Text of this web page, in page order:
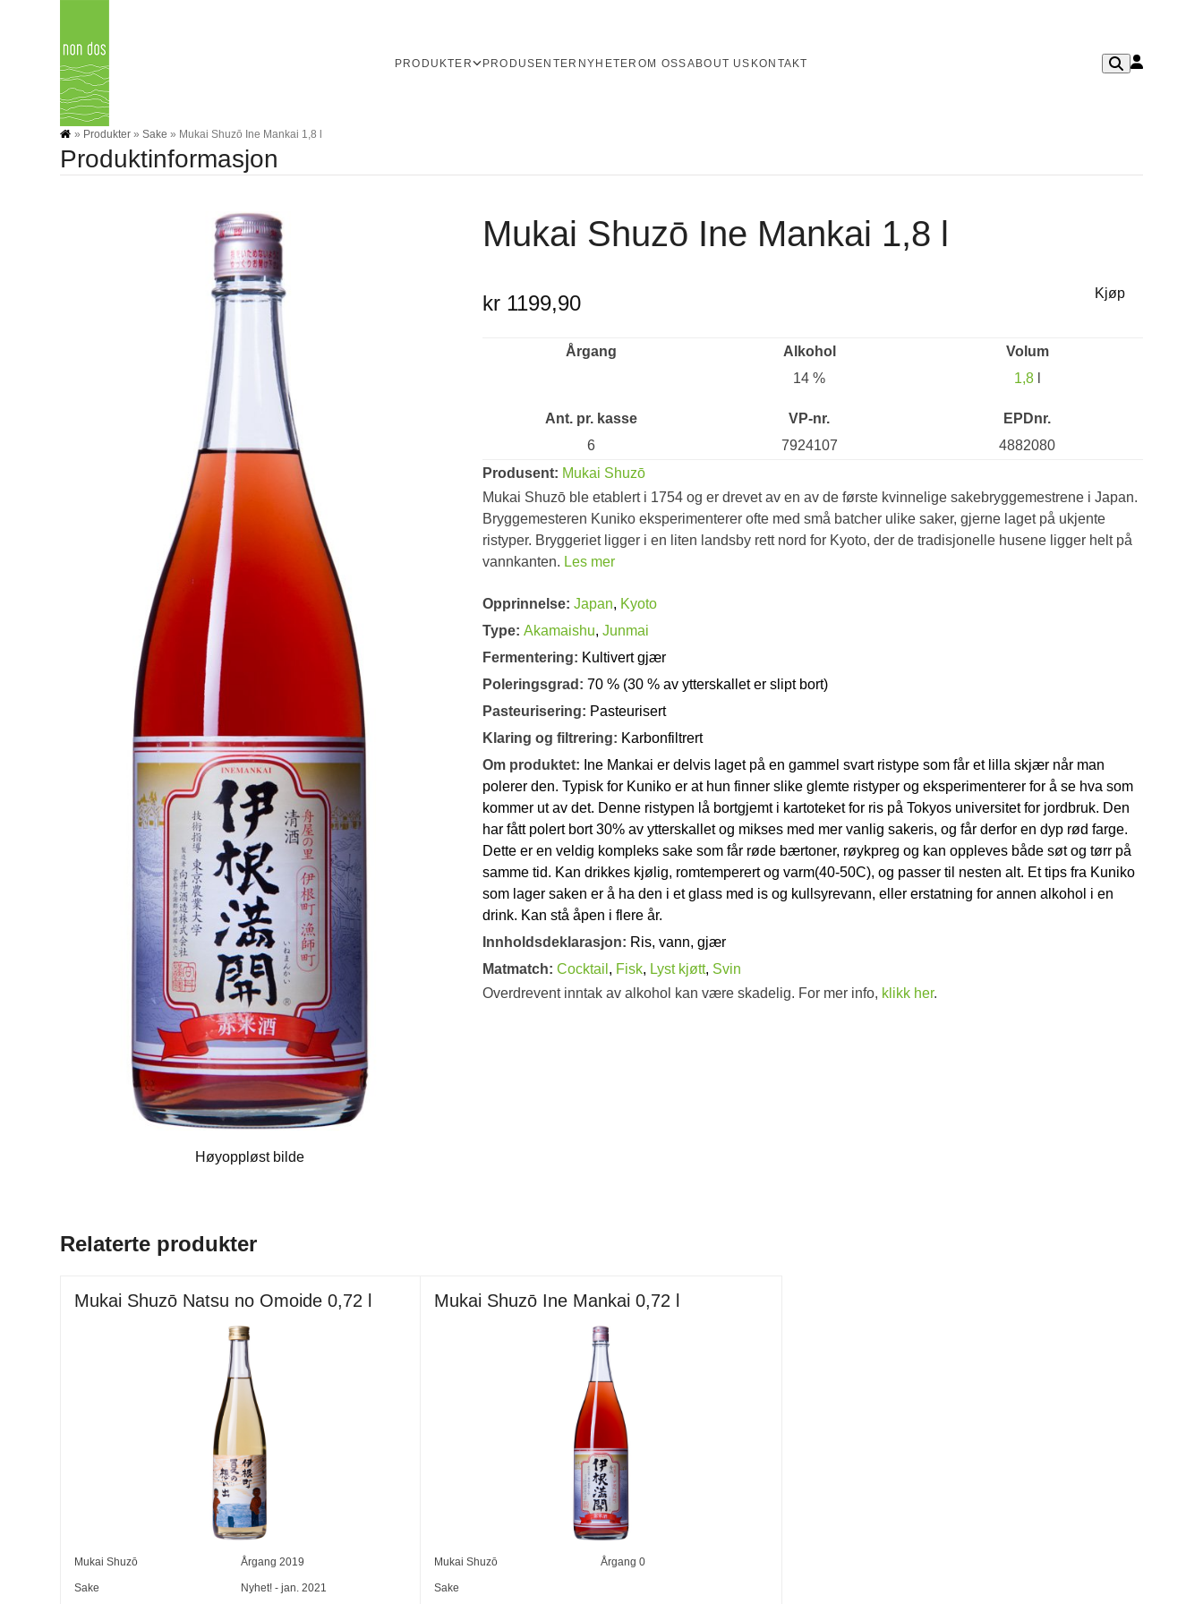
PRODUKTER PRODUSENTER NYHETER OM OSSABOUT US KONTAKT
» Produkter »Sake » Mukai Shuzō Ine Mankai 1,8 l
Produktinformasjon
Høyoppløst bilde
Mukai Shuzō Ine Mankai 1,8 l
kr 1199,90 Kjøp
Årgang
Alkohol
14 %
Volum
1,8l
Ant. pr. kasse
6
VP-nr.
7924107
EPDnr.
4882080
Produsent: Mukai Shuzō
Mukai Shuzō ble etablert i 1754 og er drevet av en av de første kvinnelige sakebryggemestrene i Japan.
Bryggemesteren Kuniko eksperimenterer ofte med små batcher ulike saker, gjerne laget på ukjente
ristyper. Bryggeriet ligger i en liten landsby rett nord for Kyoto, der de tradisjonelle husene ligger helt på
vannkanten. Les mer
Opprinnelse: Japan, Kyoto
Type: Akamaishu, Junmai
Fermentering: Kultivert gjær
Poleringsgrad: 70 % (30 % av ytterskallet er slipt bort)
Pasteurisering: Pasteurisert
Klaring og filtrering: Karbonfiltrert
Om produktet: Ine Mankai er delvis laget på en gammel svart ristype som får et lilla skjær når man
polerer den. Typisk for Kuniko er at hun finner slike glemte ristyper og eksperimenterer for å se hva som
kommer ut av det. Denne ristypen lå bortgjemt i kartoteket for ris på Tokyos universitet for jordbruk. Den
har fått polert bort 30% av ytterskallet og mikses med mer vanlig sakeris, og får derfor en dyp rød farge.
Dette er en veldig kompleks sake som får røde bærtoner, røykpreg og kan oppleves både søt og tørr på
samme tid. Kan drikkes kjølig, romtemperert og varm(40-50C), og passer til nesten alt. Et tips fra Kuniko
som lager saken er å ha den i et glass med is og kullsyrevann, eller erstatning for annen alkohol i en
drink. Kan stå åpen i flere år.
Innholdsdeklarasjon: Ris, vann, gjær
Matmatch: Cocktail , Fisk, Lyst kjøtt, Svin
Overdrevent inntak av alkohol kan være skadelig. For mer info, klikk her.
Relaterte produkter
Mukai Shuzō Natsu no Omoide 0,72 l
Mukai Shuzō Årgang 2019
Sake Nyhet! - jan. 2021
Mukai Shuzō Ine Mankai 0,72 l
Mukai Shuzō Årgang0
Sake